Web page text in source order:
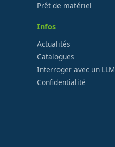
Prêt de matériel
Infos
Actualités
Catalogues
Interroger avec un LLM
Confidentialité